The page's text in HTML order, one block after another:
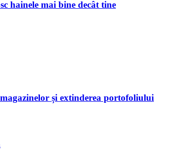
hainele mai bine decât tine
și extinderea portofoliului